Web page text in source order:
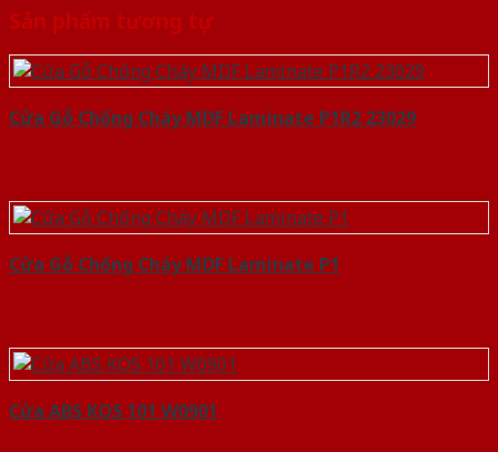
Sản phẩm tương tự
Cửa Gỗ Chống Cháy MDF Laminate P1R2 23029
Cửa Gỗ Chống Cháy MDF Laminate P1
Cửa ABS KOS 101 W0901